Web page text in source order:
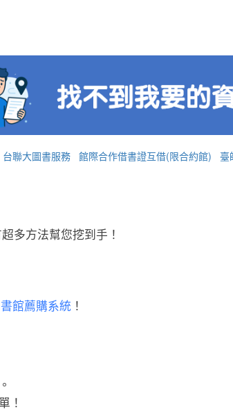
台聯大圖書服務 館際合作借書證互借(限合約館) 臺
多方法幫您挖到手！
館薦購系統 ！
！